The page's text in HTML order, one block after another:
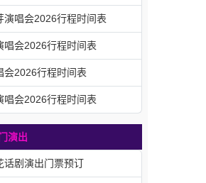
演唱会2026行程时间表
唱会2026行程时间表
会2026行程时间表
唱会2026行程时间表
演出
话剧演出门票预订